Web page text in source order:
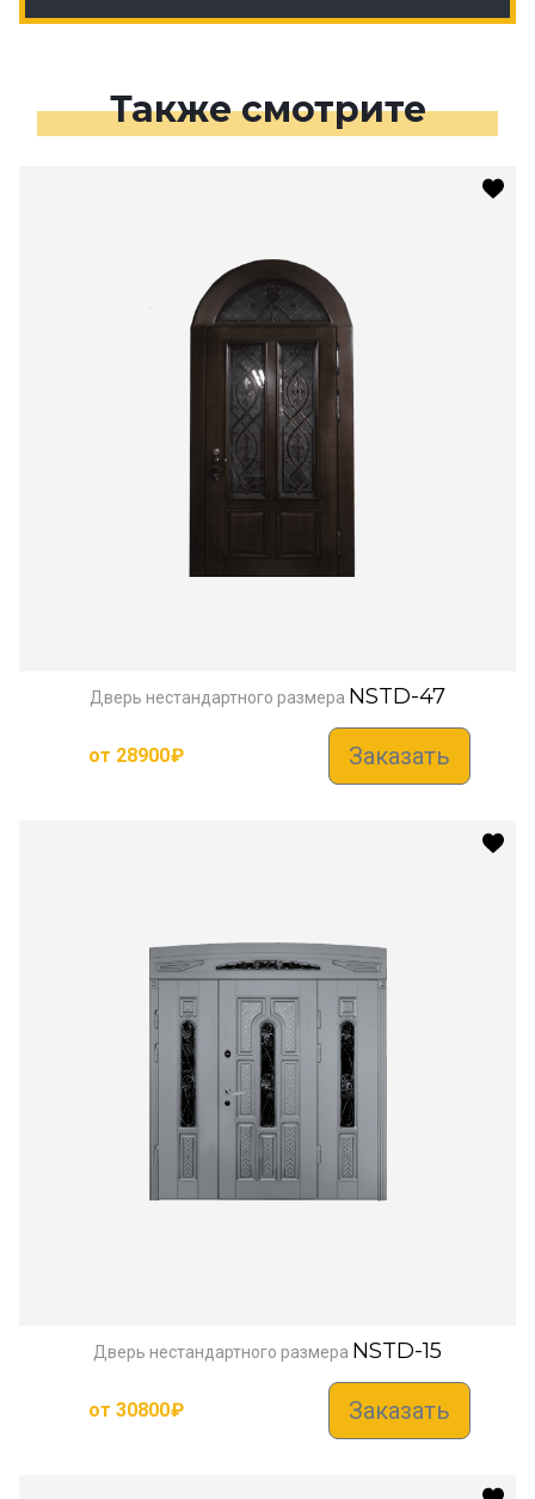
Также смотрите
Дверь нестандартного размера NSTD-47
от 28900₽ Заказать
Дверь нестандартного размера NSTD-15
от 30800₽ Заказать